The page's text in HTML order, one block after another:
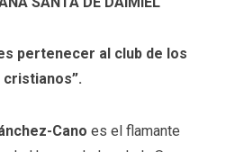
pertenecer al club de los
cristianos”.
Cano es el flamante